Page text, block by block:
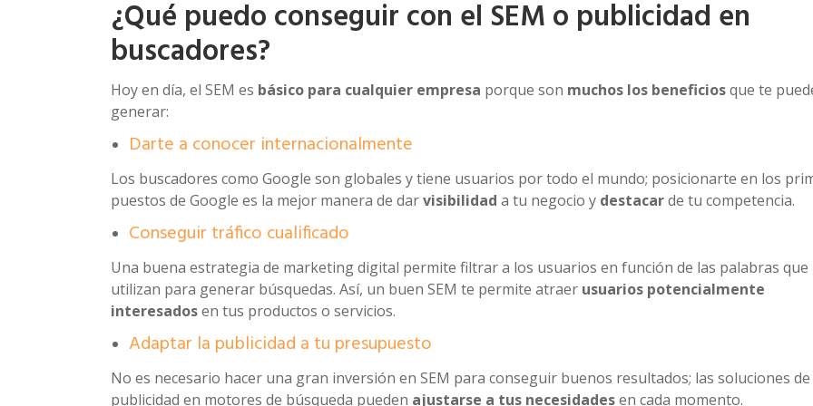
¿Qué puedo conseguir con el SEM o publicidad en
buscadores?
Hoy en día, el SEM es básico para cualquier empresa porque son muchos los beneficiosque te
generar:
Darte a conocer internacionalmente
Los buscadores como Google son globales y tiene usuarios por todo el mundo; posicionarte en los
puestos de Google es la mejor manera de darvisibilidad a tu negocio y destacarde tu competencia.
Conseguir tráfico cualificado
Una buena estrategia de marketing digital permite filtrar a los usuarios en función de las palabras que
utilizan para generar búsquedas. Así, un buen SEM te permite atraer usuarios potencialmente
interesadosen tus productos o servicios.
Adaptar la publicidad a tu presupuesto
No es necesario hacer una gran inversión en SEM para conseguir buenos resultados; las soluciones de
publicidad en motores de búsqueda pueden ajustarse a tus necesidadesen cada momento.